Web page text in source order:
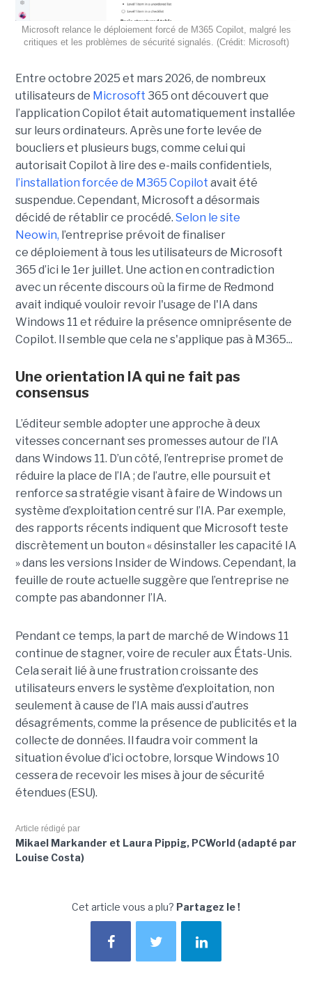
Microsoft relance le déploiement forcé de M365 Copilot, malgré les
critiques et les problèmes de sécurité signalés. (Crédit: Microsoft)
Entre octobre 2025 et mars 2026, de nombreux
utilisateurs de Microsoft 365 ont découvert que
l’application Copilot était automatiquement installée
sur leurs ordinateurs. Après une forte levée de
boucliers et plusieurs bugs, comme celui qui
autorisait Copilot à lire des e-mails confidentiels,
l’installation forcée de M365 Copilot avait été
suspendue. Cependant, Microsoft a désormais
décidé de rétablir ce procédé. Selon le site
Neowin, l’entreprise prévoit de finaliser
ce déploiement à tous les utilisateurs de Microsoft
365 d’ici le 1er juillet. Une action en contradiction
avec un récente discours où la firme de Redmond
avait indiqué vouloir revoir l'usage de l'IA dans
Windows 11 et réduire la présence omniprésente de
Copilot. Il semble que cela ne s'applique pas à M365...
Une orientation IA qui ne fait pas
consensus
L’éditeur semble adopter une approche à deux
vitesses concernant ses promesses autour de l’IA
dans Windows 11. D’un côté, l’entreprise promet de
réduire la place de l’IA ; de l’autre, elle poursuit et
renforce sa stratégie visant à faire de Windows un
système d’exploitation centré sur l’IA. Par exemple,
des rapports récents indiquent que Microsoft teste
discrètement un bouton « désinstaller les capacité IA
» dans les versions Insider de Windows. Cependant, la
feuille de route actuelle suggère que l’entreprise ne
compte pas abandonner l’IA.
Pendant ce temps, la part de marché de Windows 11
continue de stagner, voire de reculer aux États-Unis.
Cela serait lié à une frustration croissante des
utilisateurs envers le système d’exploitation, non
seulement à cause de l’IA mais aussi d’autres
désagréments, comme la présence de publicités et la
collecte de données. Il faudra voir comment la
situation évolue d’ici octobre, lorsque Windows 10
cessera de recevoir les mises à jour de sécurité
étendues (ESU).
Article rédigé par
Mikael Markander et Laura Pippig, PCWorld (adapté par
Louise Costa)
Cet article vous a plu? Partagez le !